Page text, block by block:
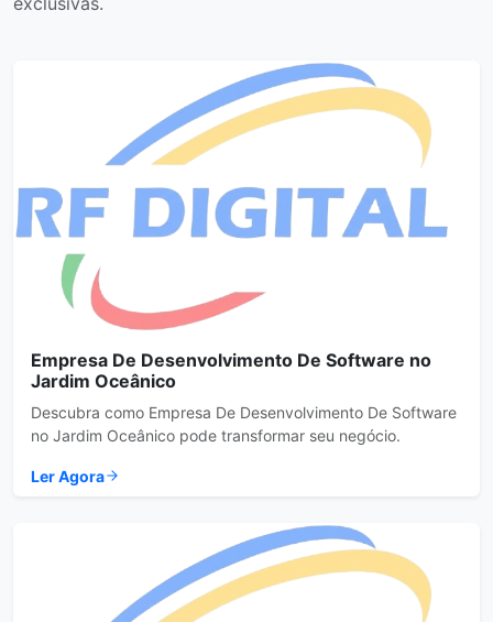
Empresa De Desenvolvimento De Software no
Jardim Oceânico
Descubra como Empresa De Desenvolvimento De Software
no Jardim Oceânico pode transformar seu negócio.
Ler Agora